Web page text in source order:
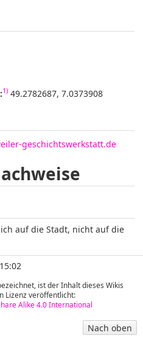
Nach oben
1) 49.2782687, 7.0373908
geschichtswerkstatt.de
auf die Stadt, nicht auf die
ist der Inhalt dieses Wikis
Lizenz veröffentlicht:
Alike 4.0 International